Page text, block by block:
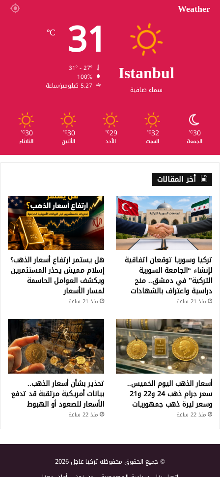
Weather
Istanbul
سماء صافية
31
℃
100%
5.27 كيلومتر/ساعة
30
℃
الجمعة
32
℃
السبت
29
℃
الأحد
30
℃
الأثنين
30
℃
الثلاثاء
أخر المقالات
تركيا وسوريا توقعان اتفاقية
لإنشاء “الجامعة السورية
التركية” في دمشق.. منح
دراسية واعتراف بالشهادات
منذ 21 ساعة
هل يستمر ارتفاع أسعار الذهب؟
إسلام مميش يحذر المستثمرين
ويكشف العوامل الحاسمة
لمسار الأسعار
منذ 21 ساعة
أسعار الذهب اليوم الخميس..
سعر جرام ذهب 24 و22 و21
وسعر ليرة ذهب جمهوريات
منذ 22 ساعة
تحذير بشأن أسعار الذهب..
بيانات أمريكية مرتقبة قد تدفع
الأسعار للصعود أو الهبوط
منذ 22 ساعة
© جميع الحقوق محفوظة تركيا عاجل 2026